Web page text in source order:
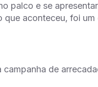
palco e se
aconteceu, foi um
de